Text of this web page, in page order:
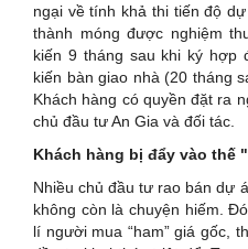
ngại về tính khả thi tiến độ
thành móng được nghiệm
kiến 9 tháng sau khi ký hợp
kiến bàn giao nhà (20 tháng
Khách hàng có quyền đặt ra
chủ đầu tư An Gia và đối tác.
Khách hàng bị đẩy vào thế
Nhiều chủ đầu tư rao bán dự
không còn là chuyện hiếm.
lí người mua “ham” giá gốc,